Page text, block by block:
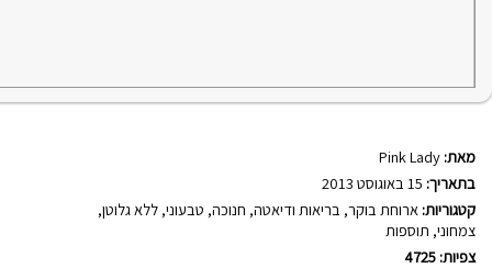
מאת: Pink Lady
בתאריך:
קטגוריות: ארוחת בוקר, בריאות ודיאטה, חנוכה, טבעוני, ללא גלוטן,
צמחוני, תוספות
צפיות: 4725